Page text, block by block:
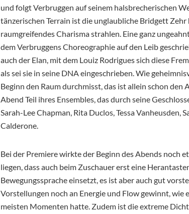
und folgt Verbruggen auf seinem halsbrecherischen
tänzerischen Terrain ist die unglaubliche Bridgett
raumgreifendes Charisma strahlen. Eine ganz
dem Verbruggens Choreographie auf den Leib
auch der Elan, mit dem Louiz Rodrigues sich diese
als sei sie in seine DNA eingeschrieben. Wie
Beginn den Raum durchmisst, das ist allein schon den
Abend Teil ihres Ensembles, das durch seine
Sarah-Lee Chapman, Rita Duclos, Tessa Vanheusden,
Calderone.
Bei der Premiere wirkte der Beginn des Abends noch
liegen, dass auch beim Zuschauer erst eine
Bewegungssprache einsetzt, es ist aber auch gut
Vorstellungen noch an Energie und Flow gewinnt, wie
meisten Momenten hatte. Zudem ist die extreme